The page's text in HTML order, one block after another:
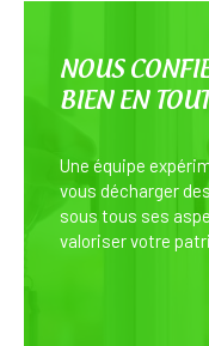
NOUS
BIEN EN
Une équipe
vous décharger
sous tous ses
valoriser votre